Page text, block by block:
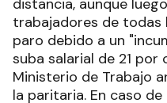
distancia, aunque
trabajadores de todas
paro debido a un
suba salarial de 21
Ministerio de Trabajo
la paritaria. En caso